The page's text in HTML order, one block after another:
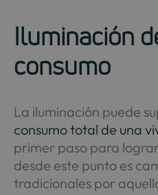
Iluminación
consumo
La iluminación puede
consumo total de una
primer paso para
desde este punto es
tradicionales por